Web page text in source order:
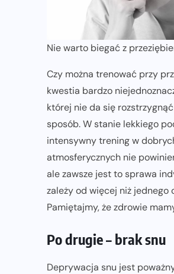
Nie warto biegać z
Czy można trenować przy
kwestia bardzo
której nie da się
sposób. W stanie lekkiego
intensywny trening w
atmosferycznych nie
ale zawsze jest to sprawa
zależy od więcej niż jednego
Pamiętajmy, że zdrowie
Po drugie – brak snu
Deprywacja snu jest